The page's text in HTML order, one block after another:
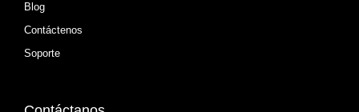
Blog
Contáctenos
Soporte